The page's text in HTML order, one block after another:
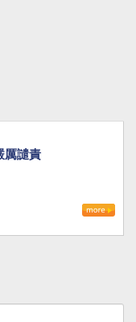
厲譴責